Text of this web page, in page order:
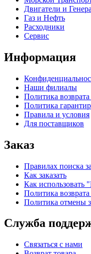
Двигатели и
Газ и Нефть
Расходники
Сервис
Информация
Наши филиалы
Политика возврата
Политика
Правила и условия
Для поставщиков
Заказ
Правилах поиска
Как заказать
Как использовать
Политика возврата
Политика отмены
Служба
Связаться с нами